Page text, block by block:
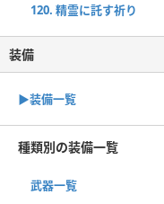
120. 精霊に託す祈り
装備
▶︎装備一覧
種類別の装備一覧
武器一覧